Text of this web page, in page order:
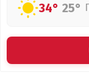
34° 25°